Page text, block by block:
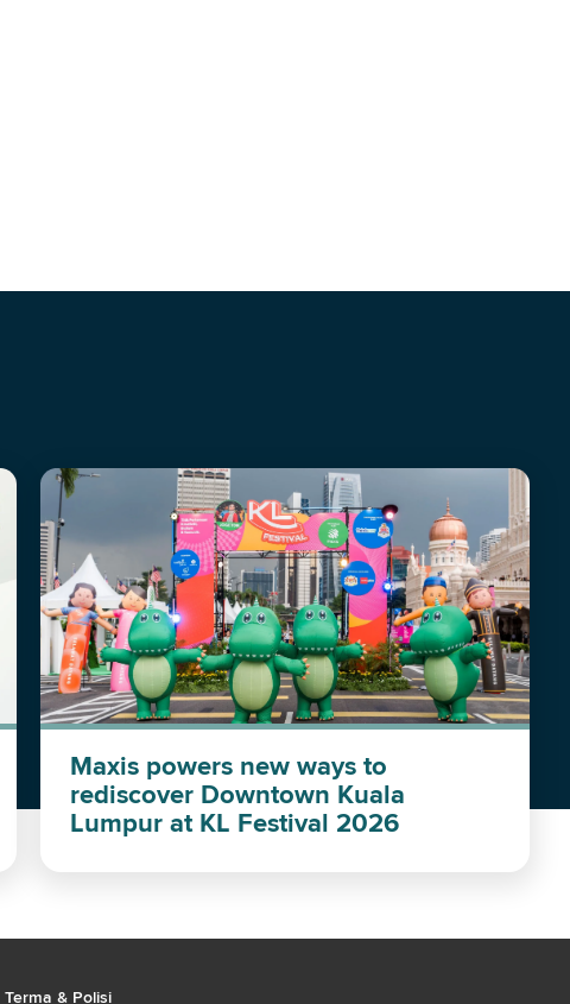
Maxis powers new ways to
rediscover Downtown Kuala
Lumpur at KL Festival 2026
Terma & Polisi